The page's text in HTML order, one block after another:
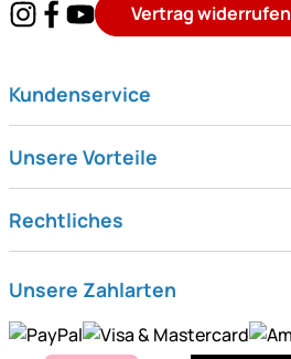
Vertrag widerrufen
Kundenservice
Unsere Vorteile
Rechtliches
Unsere Zahlarten